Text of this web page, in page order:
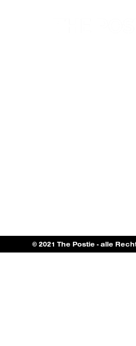
© 2021 The Postie - alle